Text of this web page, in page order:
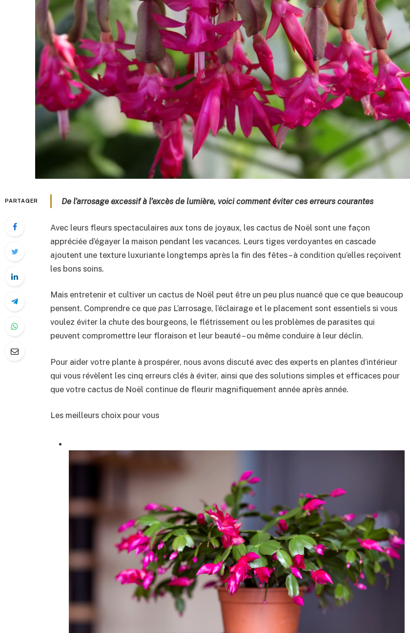
PARTAGER De l’arrosage excessif à l’excès de lumière, voici comment éviter ces erreurs courantes
Avec leurs fleurs spectaculaires aux tons de joyaux, les cactus de Noël sont une façon
appréciée d’égayer la maison pendant les vacances. Leurs tiges verdoyantes en cascade
ajoutent une texture luxuriante longtemps après la fin des fêtes – à condition qu’elles reçoivent
les bons soins.
Mais entretenir et cultiver un cactus de Noël peut être un peu plus nuancé que ce que beaucoup
pensent. Comprendre ce que pas L’arrosage, l’éclairage et le placement sont essentiels si vous
voulez éviter la chute des bourgeons, le flétrissement ou les problèmes de parasites qui
peuvent compromettre leur floraison et leur beauté – ou même conduire à leur déclin.
Pour aider votre plante à prospérer, nous avons discuté avec des experts en plantes d’intérieur
qui vous révèlent les cinq erreurs clés à éviter, ainsi que des solutions simples et efficaces pour
que votre cactus de Noël continue de fleurir magnifiquement année après année.
Les meilleurs choix pour vous